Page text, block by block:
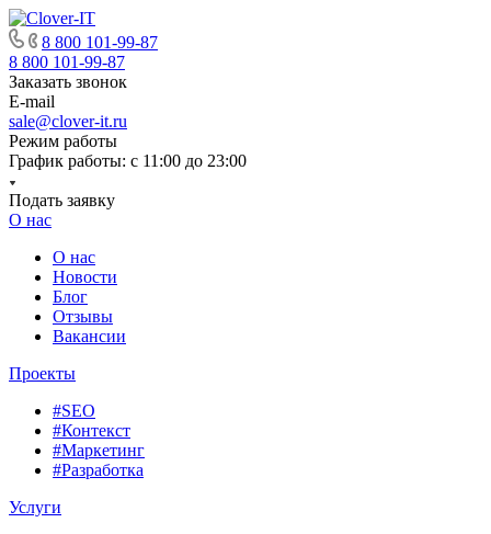
8 800 101-99-87
8 800 101-99-87
Заказать звонок
E-mail
sale@clover-it.ru
Режим работы
График работы: с 11:00 до 23:00
Подать заявку
О нас
О нас
Новости
Блог
Отзывы
Вакансии
Проекты
#SEO
#Контекст
#Маркетинг
#Разработка
Услуги